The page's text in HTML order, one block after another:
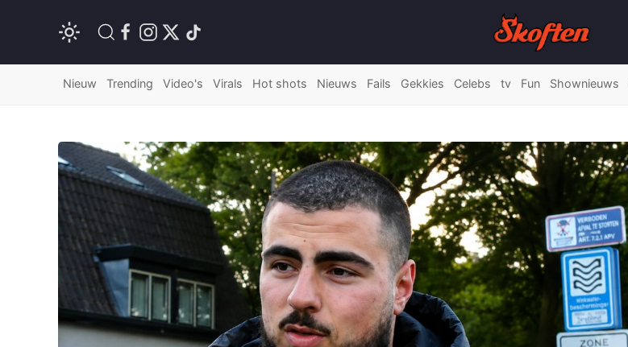
Nieuw Trending Video's Virals Hot shots Nieuws Fails Gekkies Celebs tv Fun Shownieuws